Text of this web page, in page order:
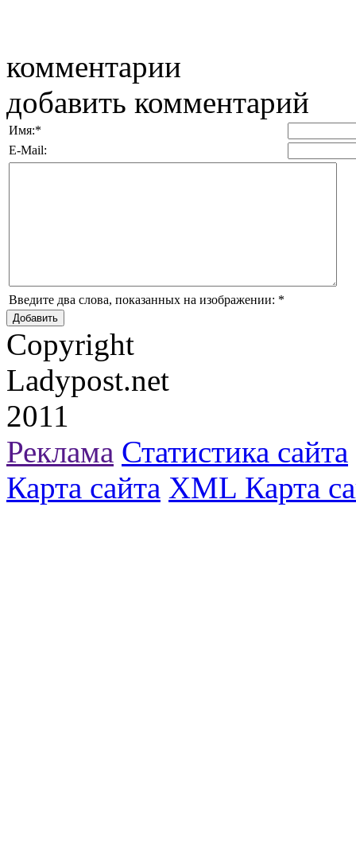
комментарии
добавить комментарий
Имя:*
E-Mail:
Введите два слова, показанных на изображении: *
Copyright
Ladypost.net
2011
Реклама Статистика сайта
Карта сайта XML Карта